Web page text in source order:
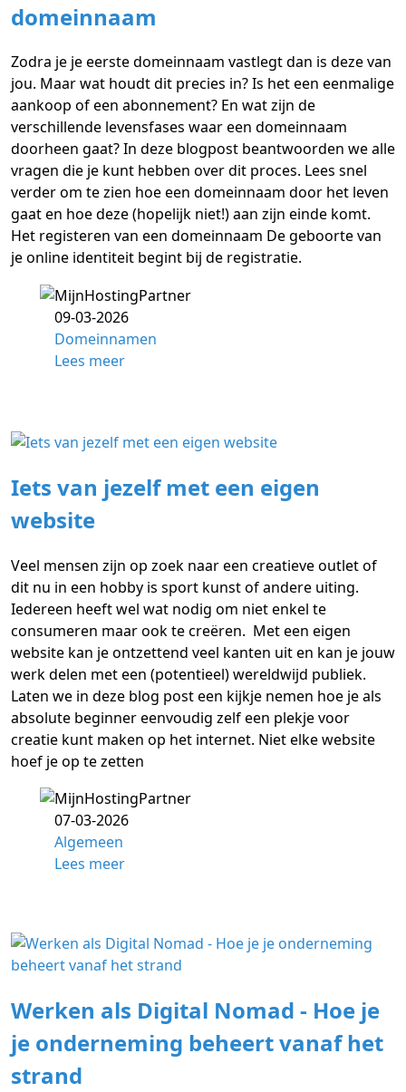
domeinnaam
Zodra je je eerste domeinnaam vastlegt dan is deze van
jou. Maar wat houdt dit precies in? Is het een eenmalige
aankoop of een abonnement? En wat zijn de
verschillende levensfases waar een domeinnaam
doorheen gaat? In deze blogpost beantwoorden we alle
vragen die je kunt hebben over dit proces. Lees snel
verder om te zien hoe een domeinnaam door het leven
gaat en hoe deze (hopelijk niet!) aan zijn einde komt.
Het registeren van een domeinnaam De geboorte van
je online identiteit begint bij de registratie.
09-03-2026
Domeinnamen
Lees meer
Iets van jezelf met een eigen
website
Veel mensen zijn op zoek naar een creatieve outlet of
dit nu in een hobby is sport kunst of andere uiting.
Iedereen heeft wel wat nodig om niet enkel te
consumeren maar ook te creëren. Met een eigen
website kan je ontzettend veel kanten uit en kan je jouw
werk delen met een (potentieel) wereldwijd publiek.
Laten we in deze blog post een kijkje nemen hoe je als
absolute beginner eenvoudig zelf een plekje voor
creatie kunt maken op het internet. Niet elke website
hoef je op te zetten
07-03-2026
Algemeen
Lees meer
Werken als Digital Nomad - Hoe je
je onderneming beheert vanaf het
strand